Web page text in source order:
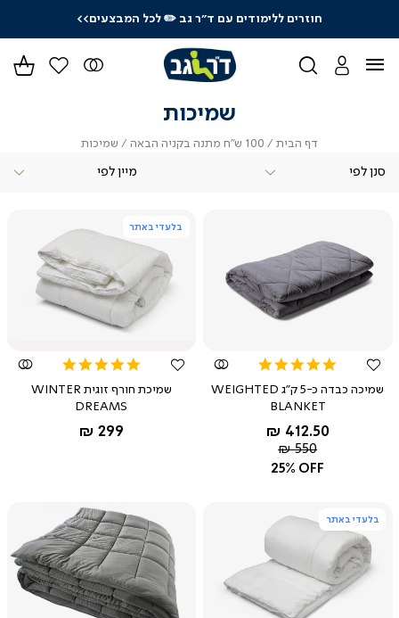
חוזרים ללימודים עם ד"ר גב✏️ לכל המבצעים>>
שמיכות
דף הבית דף100 ש"ח מתנה בקניה הבאה
100
מתנה
שמיכותשמיכות
סנן לפי
צפייה
מהירה
5.0
rating
שמיכה כבדה כ-5 ק"ג WEIGHTED
BLANKET
החל מ-
412.50 ₪
מחיר
רגיל
550 ₪
25% OFF
בלעדי באתר
צפייה
מהירה
rating
שמיכת חורף זוגית WINTER
DREAMS
החל מ-
299 ₪
בלעדי באתר
מהירה
צפייה
מהירה